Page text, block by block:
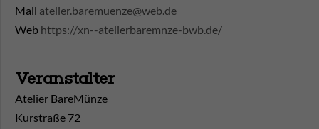
Mail atelier.baremuenze@web.de
Web https://xn--atelierbaremnze-bwb.de/
Veranstalter
Atelier BareMünze
Kurstraße 72